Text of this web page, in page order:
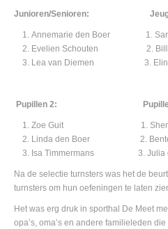
Junioren/Senioren:
Annemarie den Boer 1. Sarah
Evelien Schouten 2. Billie
Lea van Diemen 3. Elina
Pupillen 2:
Zoe Guit 1. Shenifa
Linda den Boer 2. Bente
Isa Timmermans 3. Julia
Na de selectie turnsters was het de
turnsters om hun oefeningen te laten
Het was erg druk in sporthal De Meet
opa’s, oma’s en andere familieleden